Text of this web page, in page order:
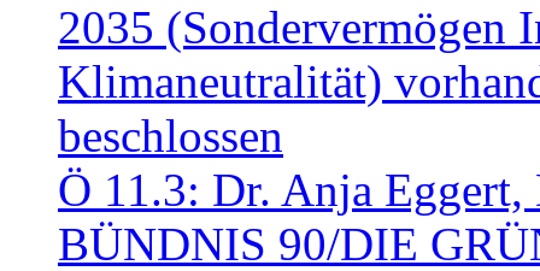
2035 (Sondervermögen
Klimaneutralität)
beschlossen
Ö 11.3: Dr. Anja
BÜNDNIS 90/DIE